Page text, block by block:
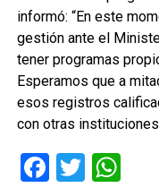
informó: “En este
gestión ante el
tener programas
Esperamos que a
esos registros
con otras
Facebook
Twitter